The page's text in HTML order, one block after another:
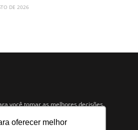
oferecer melhor
DE 2026
você tomar as melhores decisões.